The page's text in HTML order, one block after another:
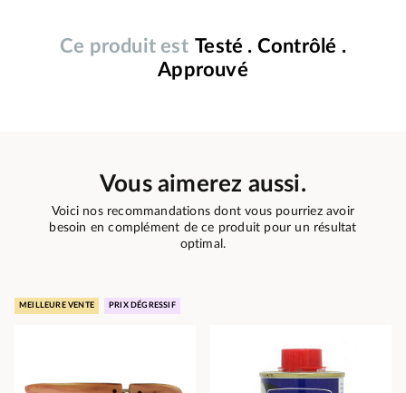
Ce produit est Testé . Contrôlé .
Approuvé
Vous aimerez aussi.
Voici nos recommandations dont vous pourriez avoir
besoin en complément de ce produit pour un résultat
optimal.
MEILLEURE VENTE PRIX DÉGRESSIF